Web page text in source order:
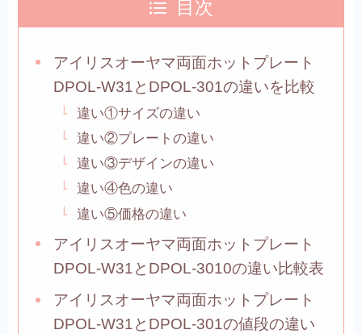
目次
アイリスオーヤマ両面ホットプレート
DPOL-W31とDPOL-301の違いを比較
違い①サイズの違い
違い②プレートの違い
違い③デザインの違い
違い④色の違い
違い⑤価格の違い
アイリスオーヤマ両面ホットプレート
DPOL-W31とDPOL-3010の違い比較表
アイリスオーヤマ両面ホットプレート
DPOL-W31とDPOL-301の値段の違い